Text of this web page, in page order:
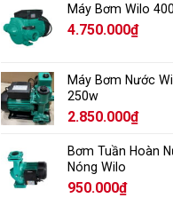
Máy Bơm Wilo
4.750.000₫
Máy Bơm Nước
250w
2.850.000₫
Bơm Tuần Hoàn
Nóng Wilo
950.000₫